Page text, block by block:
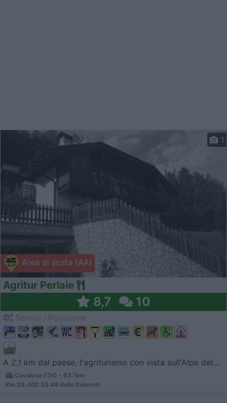
Area di sosta (AA)
1
Agritur Perlaie
8,7 10
A 2,1 km dal paese, l'agriturismo con vista sull'Alpe del...
Cavalese (TN) - 63.1km
Km 26,400 SS 48 delle Dolomiti